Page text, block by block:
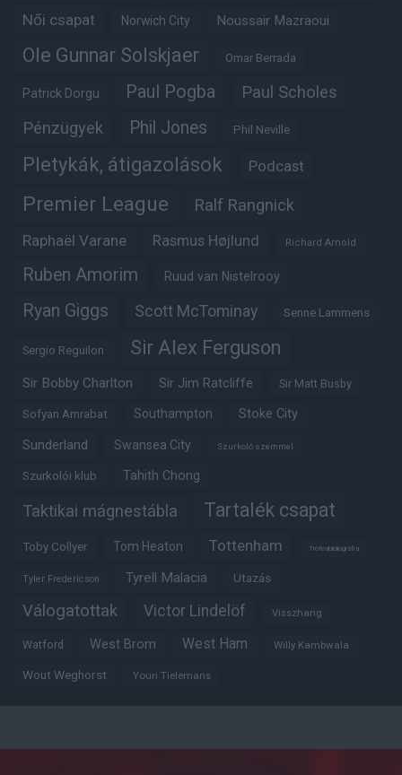
Női csapat Norwich City Noussair Mazraoui
Ole Gunnar Solskjaer Omar Berrada
Patrick Dorgu Paul Pogba Paul Scholes
Pénzügyek Phil Jones Phil Neville
Pletykák, átigazolások Podcast
Premier League Ralf Rangnick
Raphaël Varane Rasmus Højlund Richard Arnold
Ruben Amorim Ruud van Nistelrooy
Ryan Giggs Scott McTominay Senne Lammens
Sergio Reguilon Sir Alex Ferguson
Sir Bobby Charlton Sir Jim Ratcliffe Sir Matt Busby
Sofyan Amrabat Southampton Stoke City
Sunderland Swansea City Szurkoló szemmel
Szurkolói klub Tahith Chong
Taktikai mágnestábla Tartalék csapat
Toby Collyer Tom Heaton Tottenham Trófeabibliográfia
Tyler Fredericson Tyrell Malacia Utazás
Válogatottak Victor Lindelöf Visszhang
Watford West Brom West Ham Willy Kambwala
Wout Weghorst Youri Tielemans